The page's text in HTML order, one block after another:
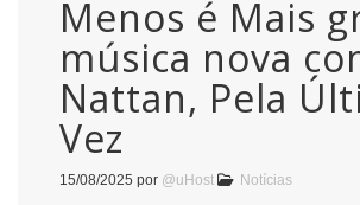
Menos é Mais
música nova
Nattan, Pela
Vez
15/08/2025 por @uHost Notícias